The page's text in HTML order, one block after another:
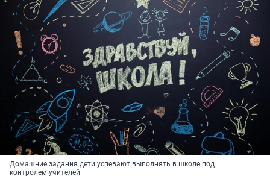
Домашние задания дети успевают выполнять в школе под
контролем учителей